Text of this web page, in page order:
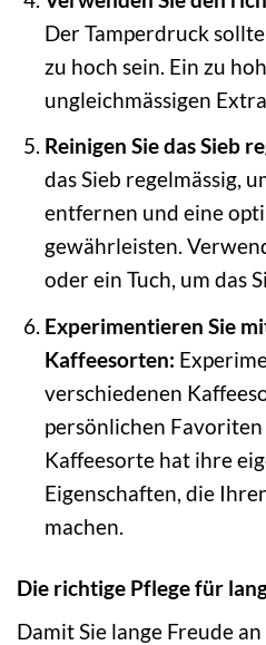
Der Tamperdruck
zu hoch sein. Ein zu
ungleichmässigen
Reinigen Sie das Sieb
das Sieb regelmässig,
entfernen und eine
gewährleisten.
oder ein Tuch, um das
Experimentieren Sie
Kaffeesorten:
verschiedenen
persönlichen Favoriten
Kaffeesorte hat ihre
Eigenschaften, die
machen.
Die richtige Pflege für
Damit Sie lange Freude